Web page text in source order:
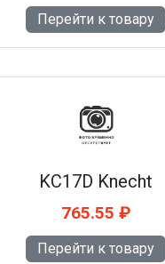
Перейти к товару
KC17D Knecht
765.55 ₽
Перейти к товару